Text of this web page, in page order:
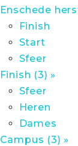
Enschede
Finish
Start
Sfeer
Finish (3) »
Sfeer
Heren
Dames
Campus (3) »